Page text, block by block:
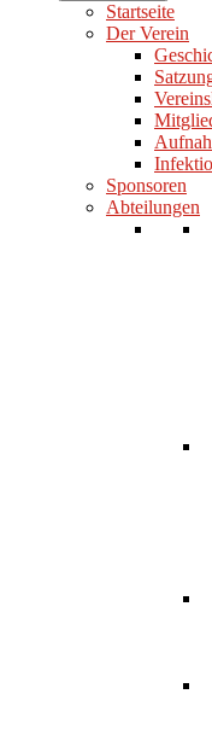
Startseite
Der Verein
Sponsoren
Abteilungen